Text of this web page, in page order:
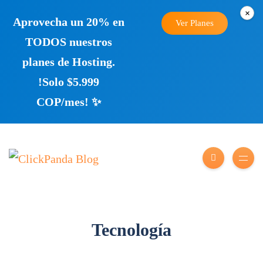
×
Aprovecha un 20% en
TODOS nuestros
planes de Hosting.
!Solo $5.999
COP/mes! ✨
Ver Planes
Tecnología